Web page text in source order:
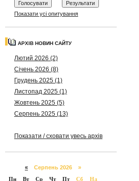
Показати усі опитування
АРХІВ НОВИН САЙТУ
Лютий 2026 (2)
Січень 2026 (8)
Грудень 2025 (1)
Листопад 2025 (1)
Жовтень 2025 (5)
Серпень 2025 (13)
Показати / сховати увесь архів
« Серпень 2026 »
Пн
Вт Ср Чт Пт Сб Нд